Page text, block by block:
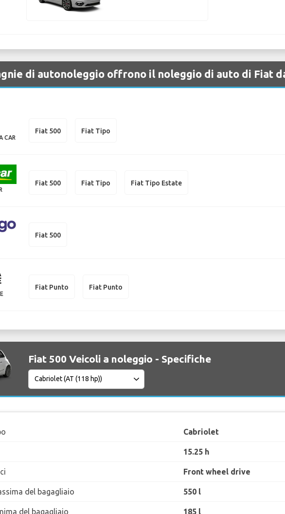
di autonoleggio offrono il noleggio di auto di Fiat
CAR
Fiat 500 Fiat Tipo
Fiat 500 Fiat Tipo Fiat Tipo Estate
Fiat 500
Fiat Punto Fiat Punto
Fiat 500 Veicoli a noleggio - Specifiche
Cabriolet
15.25 h
Front wheel drive
del bagagliaio 550 l
del bagagliaio 185 l